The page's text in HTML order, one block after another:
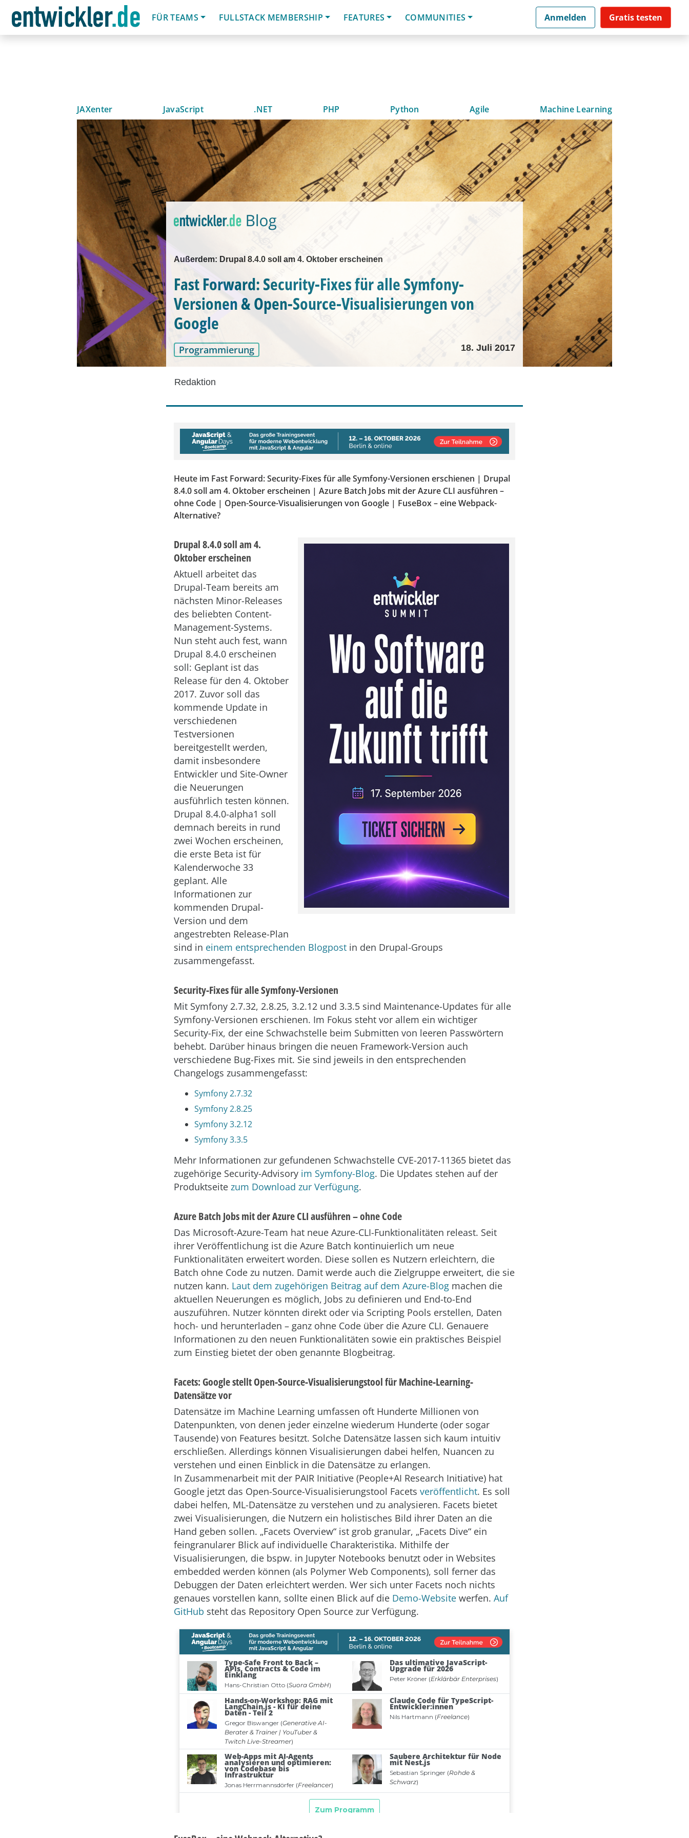
FÜR TEAMS
FULLSTACK MEMBERSHIP FEATURES COMMUNITIES Anmelden Gratis testen
JAXenter JavaScript .NET PHP Python Agile Machine Learning
Außerdem: Drupal 8.4.0 soll am 4. Oktober erscheinen
Fast Forward: Security-Fixes für alle Symfony-
Versionen & Open-Source-Visualisierungen von
Google
Programmierung 18. Juli 2017
Redaktion
Heute im Fast Forward: Security-Fixes für alle Symfony-Versionen erschienen | Drupal
8.4.0 soll am 4. Oktober erscheinen | Azure Batch Jobs mit der Azure CLI ausführen –
ohne Code | Open-Source-Visualisierungen von Google | FuseBox – eine Webpack-
Alternative?
Drupal 8.4.0 soll am 4.
Oktober erscheinen
Aktuell arbeitet das
Drupal-Team bereits am
nächsten Minor-Releases
des beliebten Content-
Management-Systems.
Nun steht auch fest, wann
Drupal 8.4.0 erscheinen
soll: Geplant ist das
Release für den 4. Oktober
2017. Zuvor soll das
kommende Update in
verschiedenen
Testversionen
bereitgestellt werden,
damit insbesondere
Entwickler und Site-Owner
die Neuerungen
ausführlich testen können.
Drupal 8.4.0-alpha1 soll
demnach bereits in rund
zwei Wochen erscheinen,
die erste Beta ist für
Kalenderwoche 33
geplant. Alle
Informationen zur
kommenden Drupal-
Version und dem
angestrebten Release-Plan
sind in einem entsprechenden Blogpost in den Drupal-Groups
zusammengefasst.
Security-Fixes für alle Symfony-Versionen
Mit Symfony 2.7.32, 2.8.25, 3.2.12 und 3.3.5 sind Maintenance-Updates für alle
Symfony-Versionen erschienen. Im Fokus steht vor allem ein wichtiger
Security-Fix, der eine Schwachstelle beim Submitten von leeren Passwörtern
behebt. Darüber hinaus bringen die neuen Framework-Version auch
verschiedene Bug-Fixes mit. Sie sind jeweils in den entsprechenden
Changelogs zusammengefasst:
Symfony 2.7.32
Symfony 2.8.25
Symfony 3.2.12
Symfony 3.3.5
Mehr Informationen zur gefundenen Schwachstelle CVE-2017-11365 bietet das
zugehörige Security-Advisory im Symfony-Blog. Die Updates stehen auf der
Produktseite zum Download zur Verfügung.
Azure Batch Jobs mit der Azure CLI ausführen – ohne Code
Das Microsoft-Azure-Team hat neue Azure-CLI-Funktionalitäten releast. Seit
ihrer Veröffentlichung ist die Azure Batch kontinuierlich um neue
Funktionalitäten erweitert worden. Diese sollen es Nutzern erleichtern, die
Batch ohne Code zu nutzen. Damit werde auch die Zielgruppe erweitert, die sie
nutzen kann. Laut dem zugehörigen Beitrag auf dem Azure-Blog machen die
aktuellen Neuerungen es möglich, Jobs zu definieren und End-to-End
auszuführen. Nutzer könnten direkt oder via Scripting Pools erstellen, Daten
hoch- und herunterladen – ganz ohne Code über die Azure CLI. Genauere
Informationen zu den neuen Funktionalitäten sowie ein praktisches Beispiel
zum Einstieg bietet der oben genannte Blogbeitrag.
Facets: Google stellt Open-Source-Visualisierungstool für Machine-Learning-
Datensätze vor
Datensätze im Machine Learning umfassen oft Hunderte Millionen von
Datenpunkten, von denen jeder einzelne wiederum Hunderte (oder sogar
Tausende) von Features besitzt. Solche Datensätze lassen sich kaum intuitiv
erschließen. Allerdings können Visualisierungen dabei helfen, Nuancen zu
verstehen und einen Einblick in die Datensätze zu erlangen.
In Zusammenarbeit mit der PAIR Initiative (People+AI Research Initiative) hat
Google jetzt das Open-Source-Visualisierungstool Facets veröffentlicht. Es soll
dabei helfen, ML-Datensätze zu verstehen und zu analysieren. Facets bietet
zwei Visualisierungen, die Nutzern ein holistisches Bild ihrer Daten an die
Hand geben sollen. „Facets Overview“ ist grob granular, „Facets Dive“ ein
feingranularer Blick auf individuelle Charakteristika. Mithilfe der
Visualisierungen, die bspw. in Jupyter Notebooks benutzt oder in Websites
embedded werden können (als Polymer Web Components), soll ferner das
Debuggen der Daten erleichtert werden. Wer sich unter Facets noch nichts
genaues vorstellen kann, sollte einen Blick auf die Demo-Website werfen. Auf
GitHub steht das Repository Open Source zur Verfügung.